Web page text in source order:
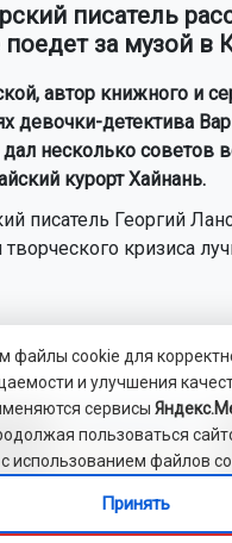
писатель
за музой в
автор книжного и
девочки-детектива
несколько
курорт Хайнань.
писатель Георгий
кризиса
файлы cookie для
и улучшения
сервисы
пользоваться
использованием файлов
Принять